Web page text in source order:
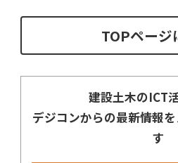
TOPページ
建設土木のICT
デジコンからの最新情報
す